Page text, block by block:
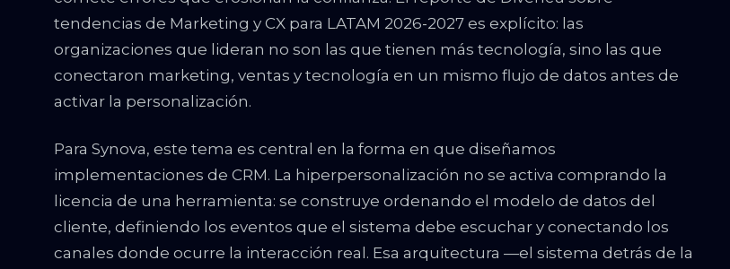
tendencias de Marketing y CX para LATAM 2026-2027 es explícito: las
organizaciones que lideran no son las que tienen más tecnología, sino las que
conectaron marketing, ventas y tecnología en un mismo flujo de datos antes de
activar la personalización.
Para Synova, este tema es central en la forma en que diseñamos
implementaciones de CRM. La hiperpersonalización no se activa comprando la
licencia de una herramienta: se construye ordenando el modelo de datos del
cliente, definiendo los eventos que el sistema debe escuchar y conectando los
canales donde ocurre la interacción real. Esa arquitectura —el sistema detrás de la